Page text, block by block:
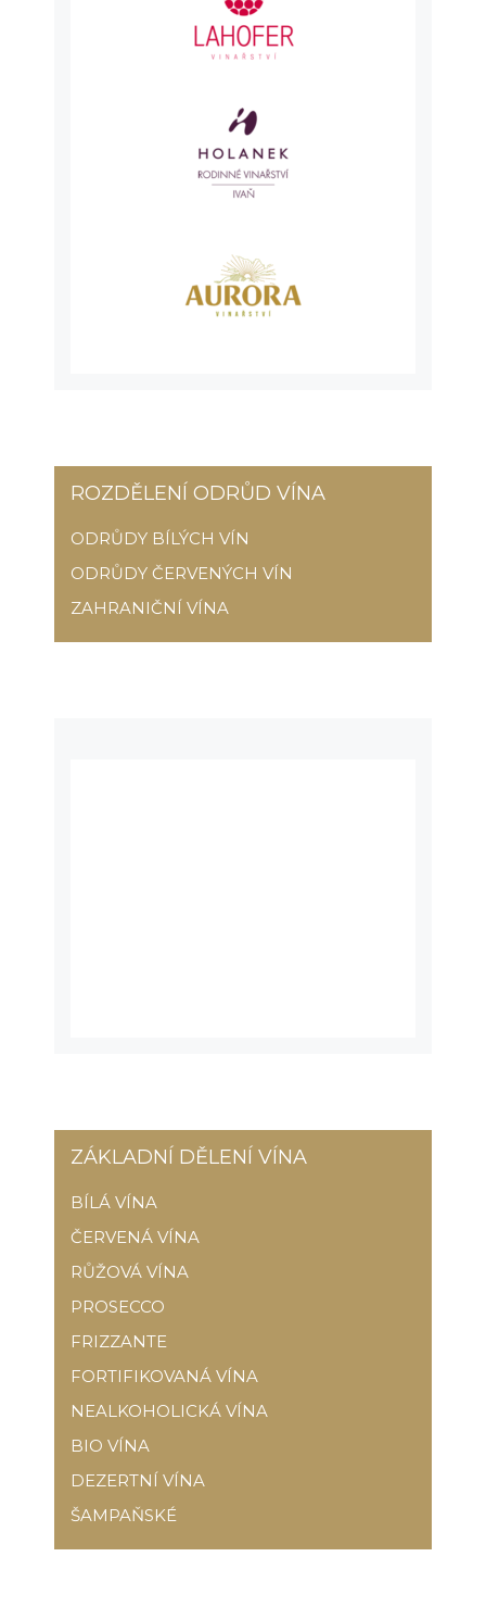
ROZDĚLENÍ ODRŮD VÍNA
ODRŮDY BÍLÝCH VÍN
ODRŮDY ČERVENÝCH VÍN
ZAHRANIČNÍ VÍNA
ZÁKLADNÍ DĚLENÍ VÍNA
BÍLÁ VÍNA
ČERVENÁ VÍNA
RŮŽOVÁ VÍNA
PROSECCO
FRIZZANTE
FORTIFIKOVANÁ VÍNA
NEALKOHOLICKÁ VÍNA
BIO VÍNA
DEZERTNÍ VÍNA
ŠAMPAŇSKÉ